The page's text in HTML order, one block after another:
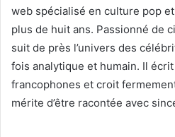
web spécialisé en culture pop
plus de huit ans. Passionné de
suit de près l’univers des
fois analytique et humain. Il
francophones et croit
mérite d’être racontée avec